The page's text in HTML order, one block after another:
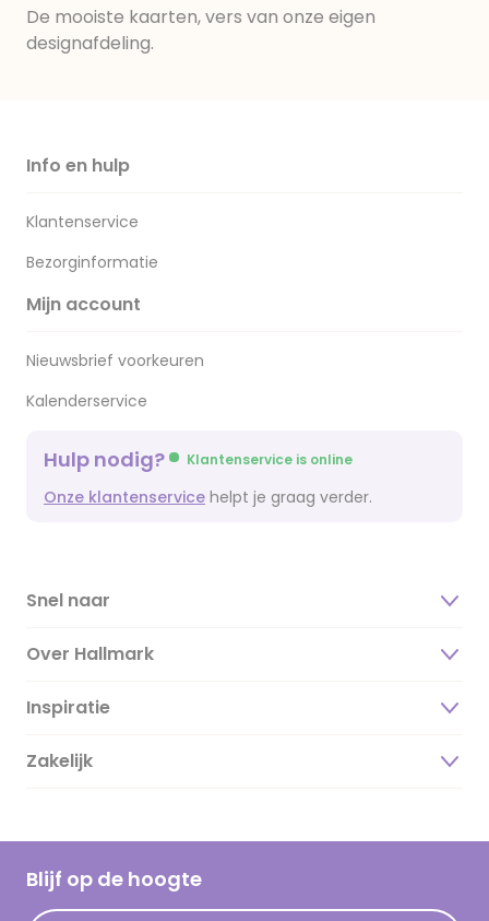
De mooiste kaarten, vers van onze eigen
designafdeling.
Info en hulp
Klantenservice
Bezorginformatie
Mijn account
Nieuwsbrief voorkeuren
Kalenderservice
Hulp nodig? Klantenservice is online
Onze klantenservice helpt je graag verder.
Snel naar
Over Hallmark
Over ons
Duurzaamheid
Hallmark Kaartclub
Acties
Inspiratie
Magazine
Cadeau inspiratie
Kaartinspiratie
Zakelijk
Blijf op de hoogte